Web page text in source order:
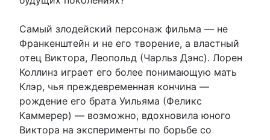
Самый злодейский персонаж фильма — не
Франкенштейн и не его творение, а властный
отец Виктора, Леопольд (Чарльз Дэнс). Лорен
Коллинз играет его более понимающую мать
Клэр, чья преждевременная кончина —
рождение его брата Уильяма (Феликс
Каммерер) — возможно, вдохновила юного
Виктора на эксперименты по борьбе со